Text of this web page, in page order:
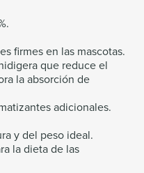
firmes en las mascotas.
que reduce el
la absorción de
adicionales.
y del peso ideal.
la dieta de las